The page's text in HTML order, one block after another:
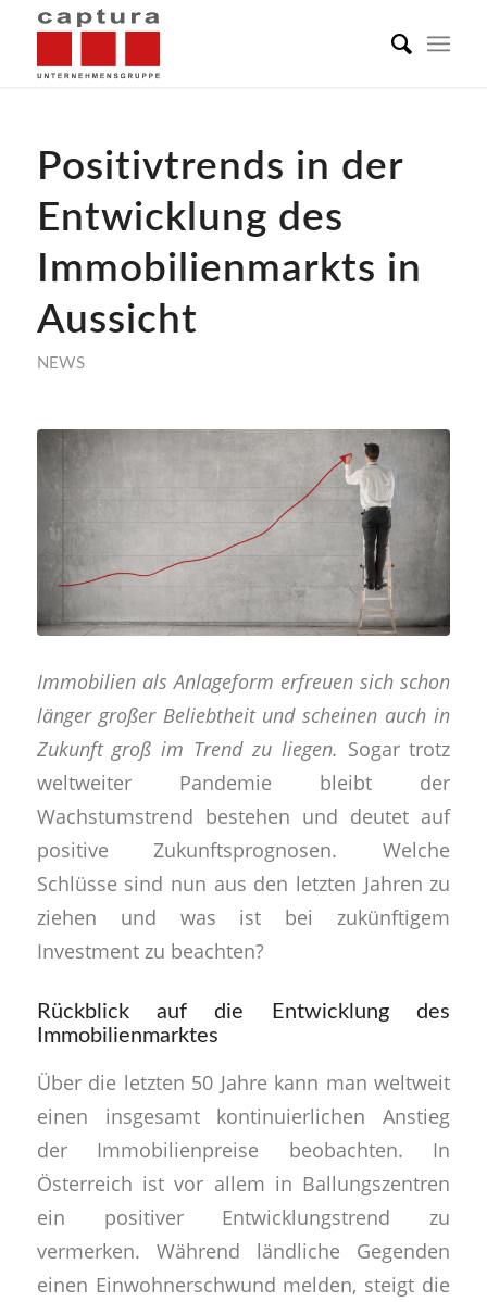
Positivtrends in der
Entwicklung des
Immobilienmarkts in
Aussicht
NEWS
Immobilien als Anlageform erfreuen sich schon
länger großer Beliebtheit und scheinen auch in
Zukunft groß im Trend zu liegen. Sogar trotz
weltweiter Pandemie bleibt der
Wachstumstrend bestehen und deutet auf
positive Zukunftsprognosen. Welche
Schlüsse sind nun aus den letzten Jahren zu
ziehen und was ist bei zukünftigem
Investment zu beachten?
Rückblick auf die Entwicklung des
Immobilienmarktes
Über die letzten 50 Jahre kann man weltweit
einen insgesamt kontinuierlichen Anstieg
der Immobilienpreise beobachten. In
Österreich ist vor allem in Ballungszentren
ein positiver Entwicklungstrend zu
vermerken. Während ländliche Gegenden
einen Einwohnerschwund melden, steigt die